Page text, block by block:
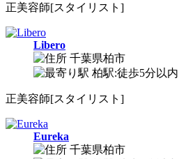
正美容師[スタイリスト]
Libero
千葉県柏市
柏駅:徒歩5分以内
正美容師[スタイリスト]
Eureka
千葉県柏市